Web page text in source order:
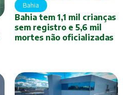
Bahia
Bahia tem 1,1 mil crianças
sem registro e 5,6 mil
mortes não oficializadas